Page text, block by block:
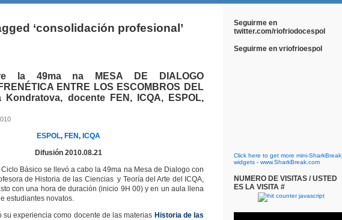
‘consolidación profesional’
la 49ma na MESA DE DIALOGO
ENTRE LOS ESCOMBROS DEL
Kondratova, docente FEN, ICQA, ESPOL,
ESPOL, FEN, ICQA
Difusión 2010.08.21
Básico se llevó a cabo la 49ma na Mesa de Dialogo con
de Historia de las Ciencias y Teoría del Arte del ICQA,
con una hora de duración (inicio 9H 00) y en un aula llena
estudiantes novatos.
su experiencia como docente de las materias Historia de las
Seguirme en
twitter.com/riofriodocespol
Seguirme en vriofrioespol
Click here to get more mini-SharkBreak
widgets - www.SharkBreak.com
NUMERO DE VISITAS / USTED
ES LA VISITA #